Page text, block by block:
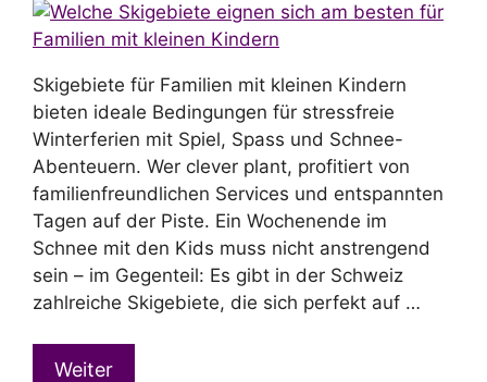
Skigebiete für Familien mit kleinen Kindern
bieten ideale Bedingungen für stressfreie
Winterferien mit Spiel, Spass und Schnee-
Abenteuern. Wer clever plant, profitiert von
familienfreundlichen Services und entspannten
Tagen auf der Piste. Ein Wochenende im
Schnee mit den Kids muss nicht anstrengend
sein – im Gegenteil: Es gibt in der Schweiz
zahlreiche Skigebiete, die sich perfekt auf …
Weiter